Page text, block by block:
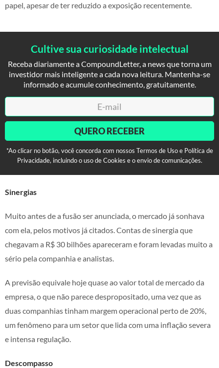
papel, apesar de ter reduzido a exposição recentemente.
Cultive sua curiosidade intelectual
Receba diariamente a CompoundLetter, a news que torna um
investidor mais inteligente a cada nova leitura. Mantenha-se
informado e acumule conhecimento, gratuitamente.
QUERO RECEBER
*Ao clicar no botão, você concorda com nossos Termos de Uso e Política de
Privacidade, incluindo o uso de Cookies e o envio de comunicações.
Sinergias
Muito antes de a fusão ser anunciada, o mercado já sonhava
com ela, pelos motivos já citados. Contas de sinergia que
chegavam a R$ 30 bilhões apareceram e foram levadas muito a
sério pela companhia e analistas.
A previsão equivale hoje quase ao valor total de mercado da
empresa, o que não parece despropositado, uma vez que as
duas companhias tinham margem operacional perto de 20%,
um fenômeno para um setor que lida com uma inflação severa
e intensa regulação.
Descompasso